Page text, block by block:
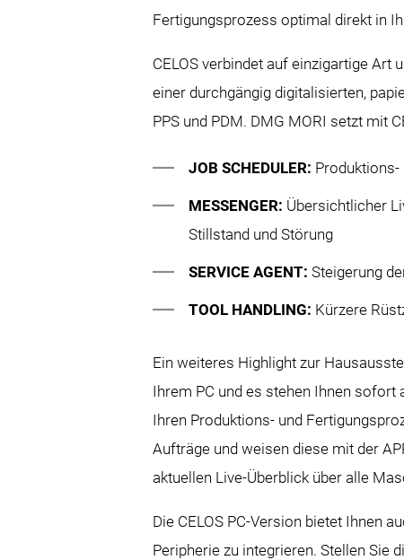
Fertigungsprozess optimal direkt in
CELOS verbindet auf einzigartige
einer durchgängig digitalisierten,
PPS und PDM. DMG MORI setzt mit
JOB SCHEDULER: Produktions-
MESSENGER: Übersichtlicher
Stillstand und Störung
SERVICE AGENT:Steigerung
TOOL HANDLING: Kürzere
Ein weiteres Highlight zur
Ihrem PC und es stehen Ihnen sofort
Ihren Produktions- und
Aufträge und weisen diese mit der
aktuellen Live-Überblick über alle
Die CELOS PC-Version bietet Ihnen
Peripherie zu integrieren. Stellen Sie